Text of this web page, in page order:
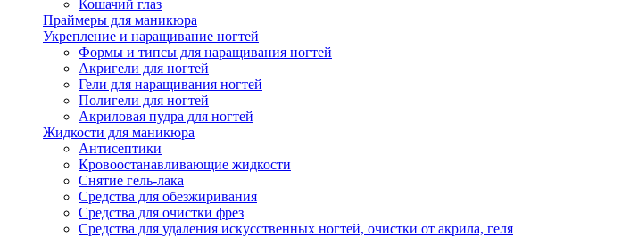
Кошачий глаз
Праймеры для маникюра
Укрепление и наращивание ногтей
Формы и типсы для наращивания ногтей
Акригели для ногтей
Гели для наращивания ногтей
Полигели для ногтей
Акриловая пудра для ногтей
Жидкости для маникюра
Антисептики
Кровоостанавливающие жидкости
Снятие гель-лака
Средства для обезжиривания
Средства для очистки фрез
Средства для удаления искусственных ногтей, очистки от акрила, геля